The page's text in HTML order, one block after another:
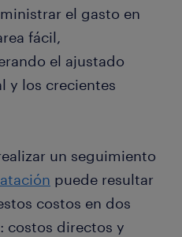
el gasto en
fácil,
el ajustado
y los crecientes
un seguimiento
puede resultar
costos en dos
costos directos y